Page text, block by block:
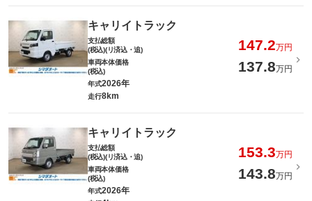
キャリイトラック
支払総額
(税込)(リ済込・追)
147.2万円
車両本体価格
(税込)
137.8万円
年式2026年
走行8km
キャリイトラック
支払総額
(税込)(リ済込・追)
153.3万円
車両本体価格
(税込)
143.8万円
年式2026年